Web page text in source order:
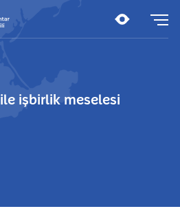
ile işbirlik meselesi